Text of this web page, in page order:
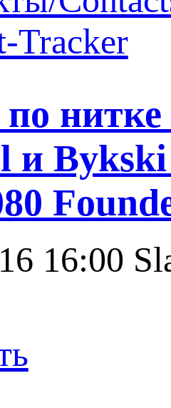
Tracker
и Bykski
16:00